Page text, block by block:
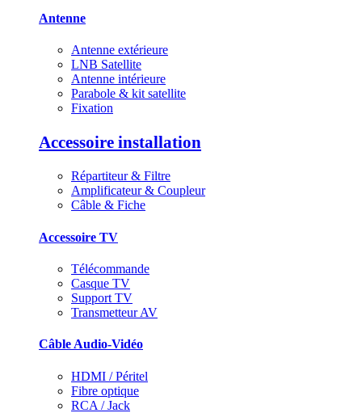
Antenne
Antenne extérieure
LNB Satellite
Antenne intérieure
Parabole & kit satellite
Fixation
Accessoire installation
Répartiteur & Filtre
Amplificateur & Coupleur
Câble & Fiche
Accessoire TV
Télécommande
Casque TV
Support TV
Transmetteur AV
Câble Audio-Vidéo
HDMI / Péritel
Fibre optique
RCA / Jack